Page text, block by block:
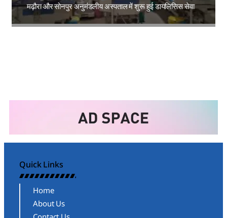
मढ़ौरा और सोनपुर अनुमंडलीय अस्पताल में शुरू हुई डायलिसिस सेवा
Amit Lekh
Quick Links
Home
About Us